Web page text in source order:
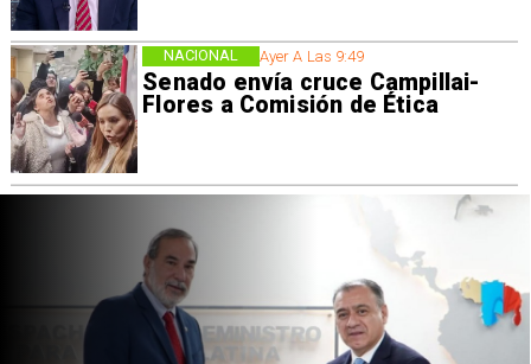
Ayer A Las 9:49
Senado envía cruce Campillai-
Flores a Comisión de Ética
NACIONAL